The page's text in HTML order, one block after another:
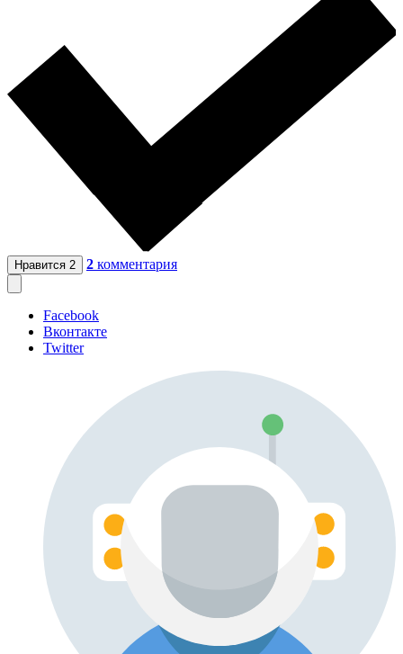
Нравится 2 2 комментария
Facebook
Вконтакте
Twitter